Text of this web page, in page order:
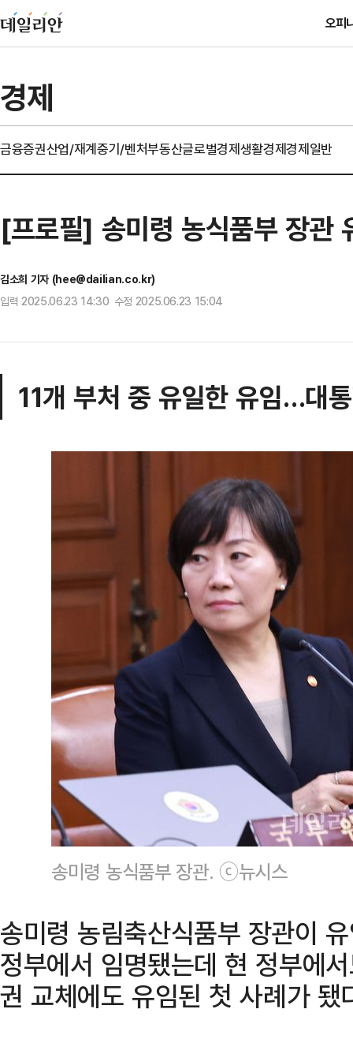
오피
경제
금융증권산업/재계중기/벤처부동산글로벌경제생활경제경제일반
[프로필] 송미령 농식품부 장관
김소희 기자 (hee@dailian.co.kr)
입력 2025.06.23 14:30 수정 2025.06.23 15:04
11개 부처 중 유일한 유임…대
송미령 농식품부 장관. ⓒ뉴시스
송미령 농림축산식품부 장관이
정부에서 임명됐는데 현 정부에
권 교체에도 유임된 첫 사례가 됐